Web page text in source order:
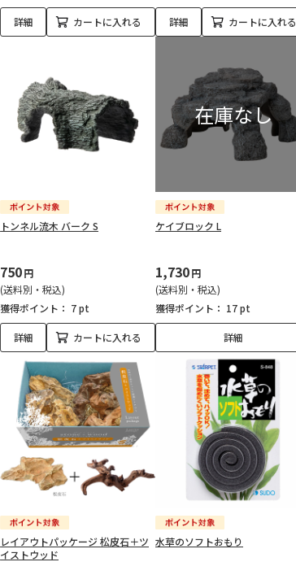
詳細 カートに入れる 詳細 カートに入れる
トンネル流木 バーク S
750円
(送料別・税込)
獲得ポイント： 7 pt
詳細 カートに入れる
ケイブロック L
1,730円
(送料別・税込)
獲得ポイント： 17 pt
詳細
レイアウトパッケージ 松皮石＋ツ
イストウッド
水草のソフトおもり